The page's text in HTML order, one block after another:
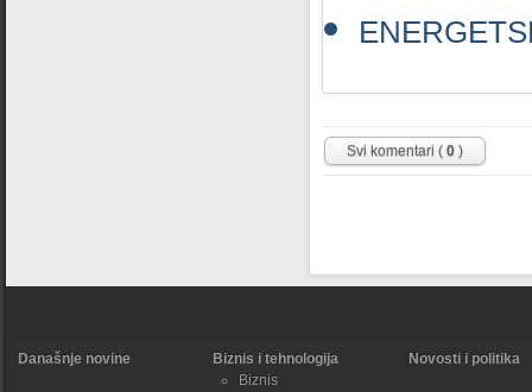
Svi komentari ( 0 )
Današnje novine
Biznis i tehnologija
Biznis
Novosti i politika